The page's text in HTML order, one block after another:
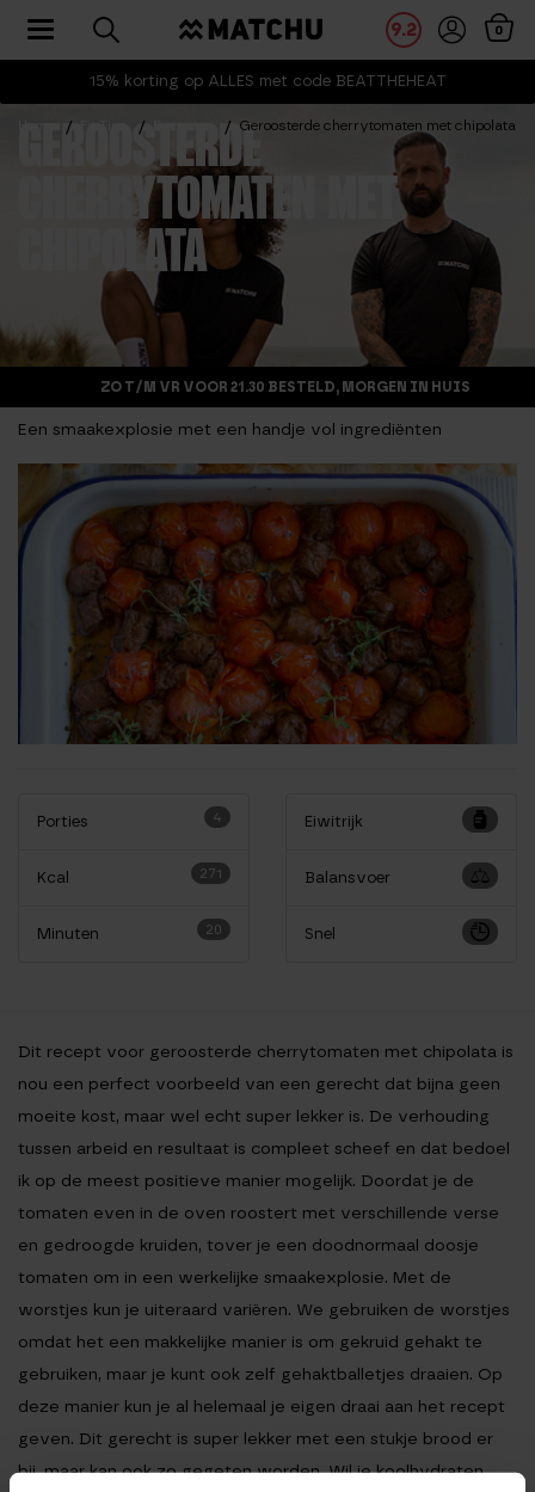
15% korting op ALLES met code BEATTHEHEAT
9.2 0
Toggle navigation
Geroosterde cherrytomaten met chipolata
GEROOSTERDE
CHERRYTOMATEN MET
CHIPOLATA
ZO T/M VR VOOR 21.30 BESTELD, MORGEN IN HUIS
Een smaakexplosie met een handje vol ingrediënten
Porties 4
Kcal 271
Minuten 20
Eiwitrijk
Balansvoer
Snel
Dit recept voor geroosterde cherrytomaten met chipolata is
nou een perfect voorbeeld van een gerecht dat bijna geen
moeite kost, maar wel echt super lekker is. De verhouding
tussen arbeid en resultaat is compleet scheef en dat bedoel
ik op de meest positieve manier mogelijk. Doordat je de
tomaten even in de oven roostert met verschillende verse
en gedroogde kruiden, tover je een doodnormaal doosje
tomaten om in een werkelijke smaakexplosie. Met de
worstjes kun je uiteraard variëren. We gebruiken de worstjes
omdat het een makkelijke manier is om gekruid gehakt te
gebruiken, maar je kunt ook zelf gehaktballetjes draaien. Op
deze manier kun je al helemaal je eigen draai aan het recept
geven. Dit gerecht is super lekker met een stukje brood er
bij, maar kan ook zo gegeten worden. Wil je koolhydraten